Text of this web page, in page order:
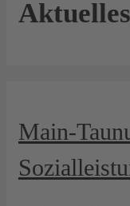
Aktuelles
Main-